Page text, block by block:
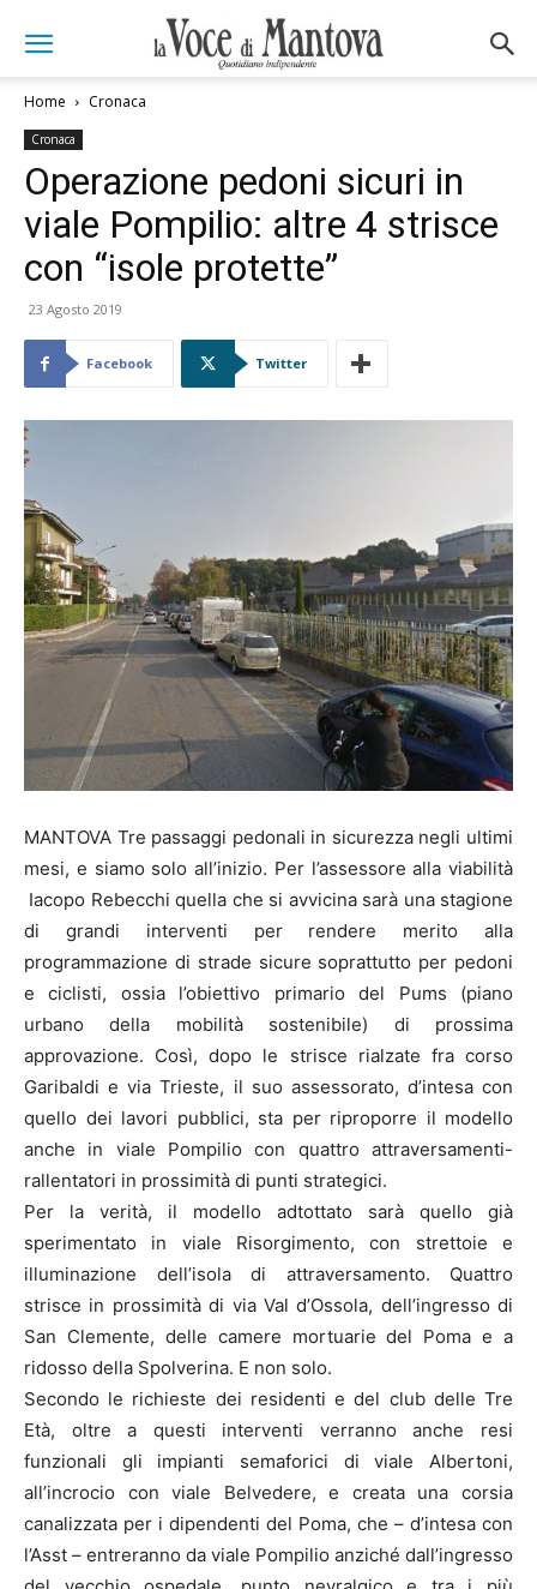
Home Cronaca
Cronaca
Operazione pedoni sicuri in
viale Pompilio: altre 4 strisce
con “isole protette”
23 Agosto 2019
Facebook Twitter
MANTOVA Tre passaggi pedonali in sicurezza negli ultimi
mesi, e siamo solo all’inizio. Per l’assessore alla viabilità
Iacopo Rebecchi quella che si avvicina sarà una stagione
di grandi interventi per rendere merito alla
programmazione di strade sicure soprattutto per pedoni
e ciclisti, ossia l’obiettivo primario del Pums (piano
urbano della mobilità sostenibile) di prossima
approvazione. Così, dopo le strisce rialzate fra corso
Garibaldi e via Trieste, il suo assessorato, d’intesa con
quello dei lavori pubblici, sta per riproporre il modello
anche in viale Pompilio con quattro attraversamenti-
rallentatori in prossimità di punti strategici.
Per la verità, il modello adtottato sarà quello già
sperimentato in viale Risorgimento, con strettoie e
illuminazione dell’isola di attraversamento. Quattro
strisce in prossimità di via Val d’Ossola, dell’ingresso di
San Clemente, delle camere mortuarie del Poma e a
ridosso della Spolverina. E non solo.
Secondo le richieste dei residenti e del club delle Tre
Età, oltre a questi interventi verranno anche resi
funzionali gli impianti semaforici di viale Albertoni,
all’incrocio con viale Belvedere, e creata una corsia
canalizzata per i dipendenti del Poma, che – d’intesa con
l’Asst – entreranno da viale Pompilio anziché dall’ingresso